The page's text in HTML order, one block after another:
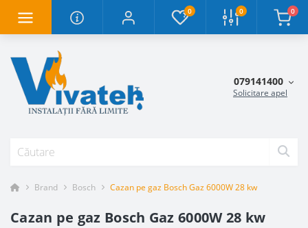
0 0 0
079141400
Solicitare apel
Brand Bosch Cazan pe gaz Bosch Gaz 6000W 28 kw
Cazan pe gaz Bosch Gaz 6000W 28 kw